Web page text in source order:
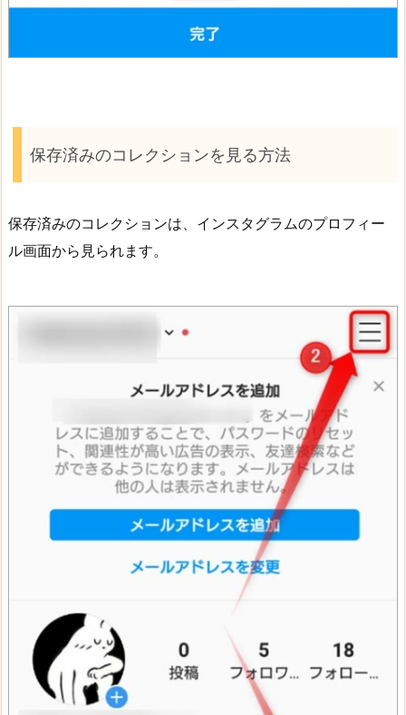
保存済みのコレクションを見る方法
保存済みのコレクションは、インスタグラムのプロフィー
ル画面から見られます。